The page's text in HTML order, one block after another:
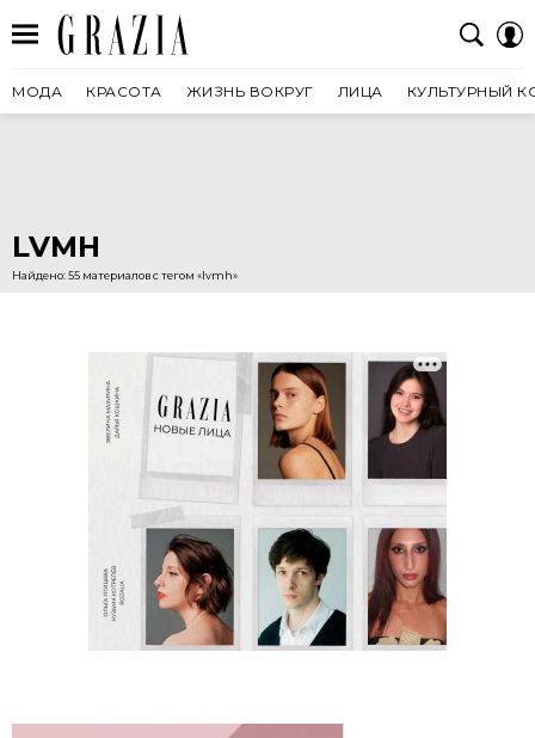
МОДА КРАСОТА ЖИЗНЬ ВОКРУГ ЛИЦА КУЛЬТУРНЫЙ
LVMH
Найдено: 55 материалов с тегом «lvmh»